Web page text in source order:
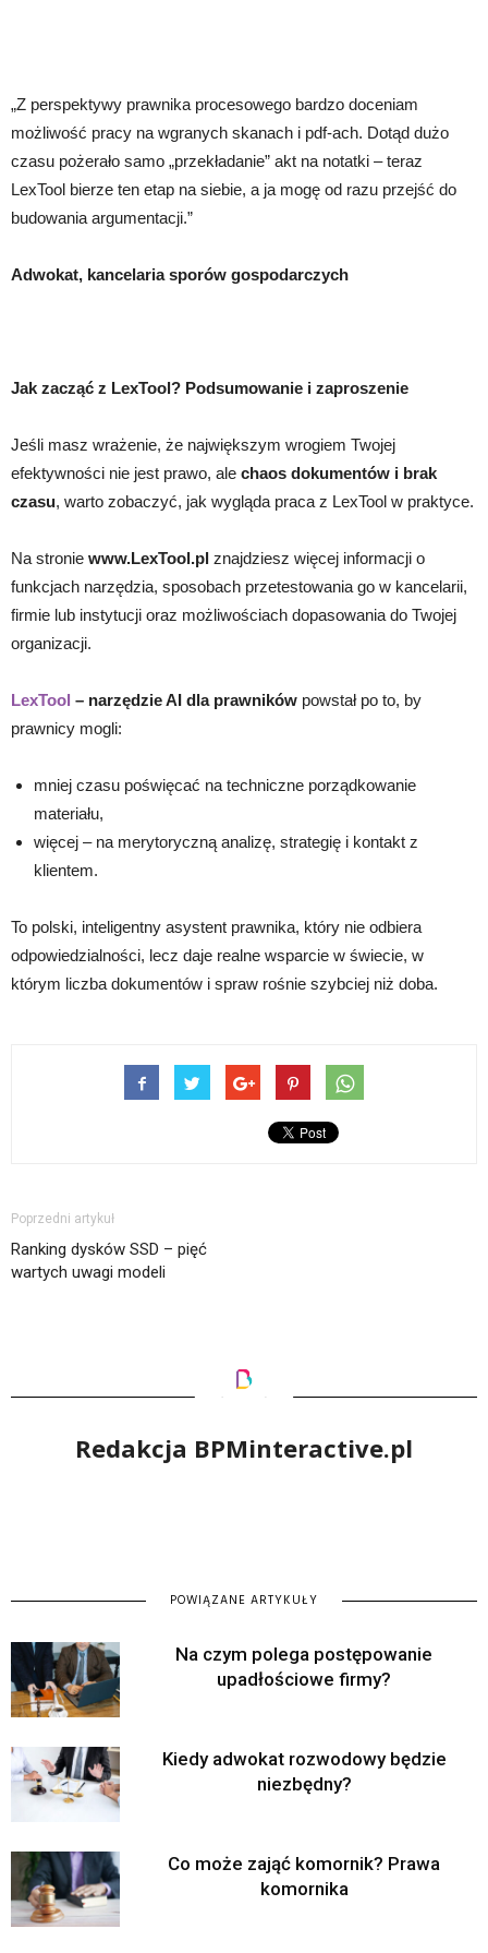
„Z perspektywy prawnika procesowego bardzo doceniam
możliwość pracy na wgranych skanach i pdf-ach. Dotąd dużo
czasu pożerało samo „przekładanie” akt na notatki – teraz
LexTool bierze ten etap na siebie, a ja mogę od razu przejść do
budowania argumentacji.”
Adwokat, kancelaria sporów gospodarczych
Jak zacząć z LexTool? Podsumowanie i zaproszenie
Jeśli masz wrażenie, że największym wrogiem Twojej
efektywności nie jest prawo, ale chaos dokumentów i brak
czasu, warto zobaczyć, jak wygląda praca z LexTool w praktyce.
Na stronie www.LexTool.pl znajdziesz więcej informacji o
funkcjach narzędzia, sposobach przetestowania go w kancelarii,
firmie lub instytucji oraz możliwościach dopasowania do Twojej
organizacji.
LexTool – narzędzie AI dla prawników powstał po to, by
prawnicy mogli:
mniej czasu poświęcać na techniczne porządkowanie
materiału,
więcej – na merytoryczną analizę, strategię i kontakt z
klientem.
To polski, inteligentny asystent prawnika, który nie odbiera
odpowiedzialności, lecz daje realne wsparcie w świecie, w
którym liczba dokumentów i spraw rośnie szybciej niż doba.
Poprzedni artykuł
Ranking dysków SSD – pięć
wartych uwagi modeli
Redakcja BPMinteractive.pl
POWIĄZANE ARTYKUŁY
Na czym polega postępowanie
upadłościowe firmy?
Kiedy adwokat rozwodowy będzie
niezbędny?
Co może zająć komornik? Prawa
komornika